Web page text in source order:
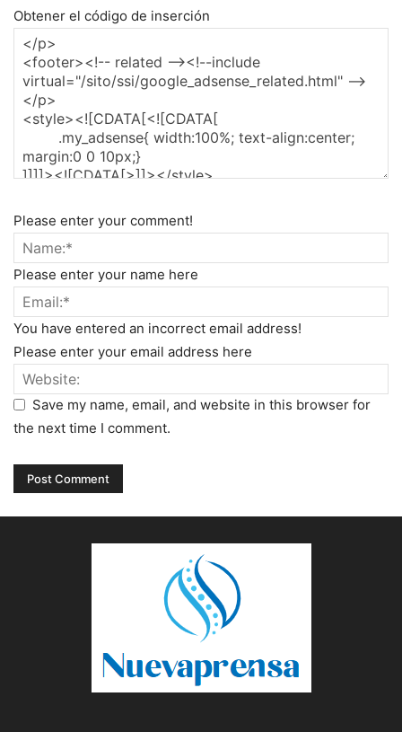
Obtener el código de inserción
Please enter your comment!
Please enter your name here
You have entered an incorrect email address!
Please enter your email address here
Save my name, email, and website in this browser for
the next time I comment.